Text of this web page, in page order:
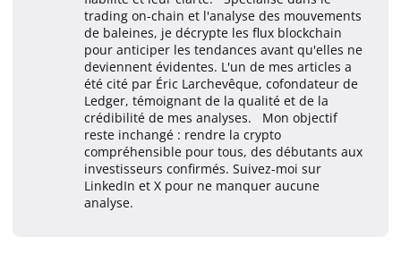
trading on-chain et l'analyse des mouvements
de baleines, je décrypte les flux blockchain
pour anticiper les tendances avant qu'elles ne
deviennent évidentes. L'un de mes articles a
été cité par Éric Larchevêque, cofondateur de
Ledger, témoignant de la qualité et de la
crédibilité de mes analyses. Mon objectif
reste inchangé : rendre la crypto
compréhensible pour tous, des débutants aux
investisseurs confirmés. Suivez-moi sur
LinkedIn et X pour ne manquer aucune
analyse.